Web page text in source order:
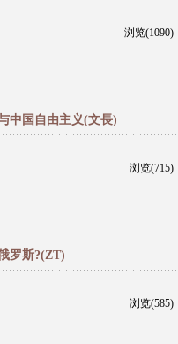
浏览(1090)
中国自由主义(文長)
浏览(715)
罗斯?(ZT)
浏览(585)